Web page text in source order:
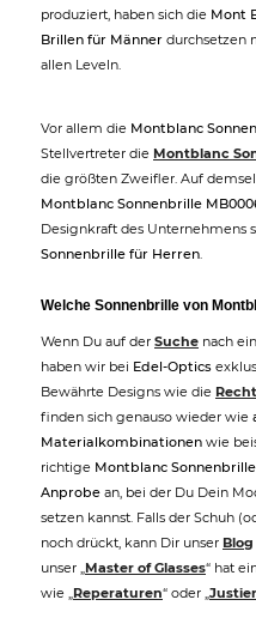
produziert, haben sich die Mont
Brillen für Männer durchsetzen
allen Leveln.
Vor allem die Montblanc
Stellvertreter die Montblanc
die größten Zweifler. Auf
Montblanc Sonnenbrille
Designkraft des Unternehmens
Sonnenbrille für Herren.
Welche Sonnenbrille von
Wenn Du auf der Suche nach
haben wir bei Edel-Optics
Bewährte Designs wie die
finden sich genauso wieder wie
Materialkombinationen wie
richtige Montblanc Sonnenbrille
Anprobe an, bei der Du Dein
setzen kannst. Falls der Schuh
noch drückt, kann Dir unser Blog
unser „Master of Glasses“ hat
wie „Reperaturen“ oder „